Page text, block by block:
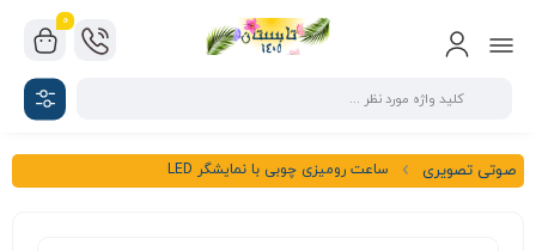
0
صوتی تصویری ساعت رومیزی چوبی با نمایشگر LED